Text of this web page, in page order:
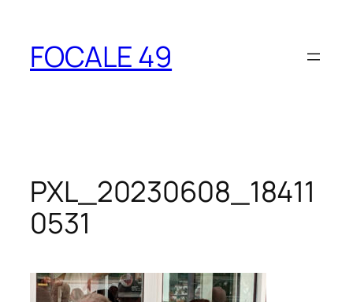
contenu
FOCALE 49
PXL_20230608_18411
0531